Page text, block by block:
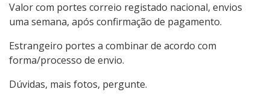
Valor com portes correio registado nacional, envios
uma semana, após confirmação de pagamento.
Estrangeiro portes a combinar de acordo com
forma/processo de envio.
Dúvidas, mais fotos, pergunte.